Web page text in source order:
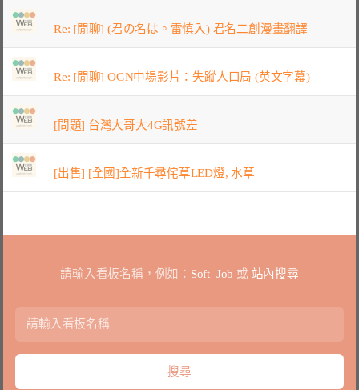
Re: [閒聊] (君の名は。雷慎入) 君名二創漫畫翻譯
Re: [閒聊] OGN中場影片：失蹤人口局 (英文字幕)
[問題] 台灣大哥大4G訊號差
[出售] [全國]全新千尋侘草LED燈, 水草
請輸入看板名稱，例如： Soft_Job 或 站內搜尋